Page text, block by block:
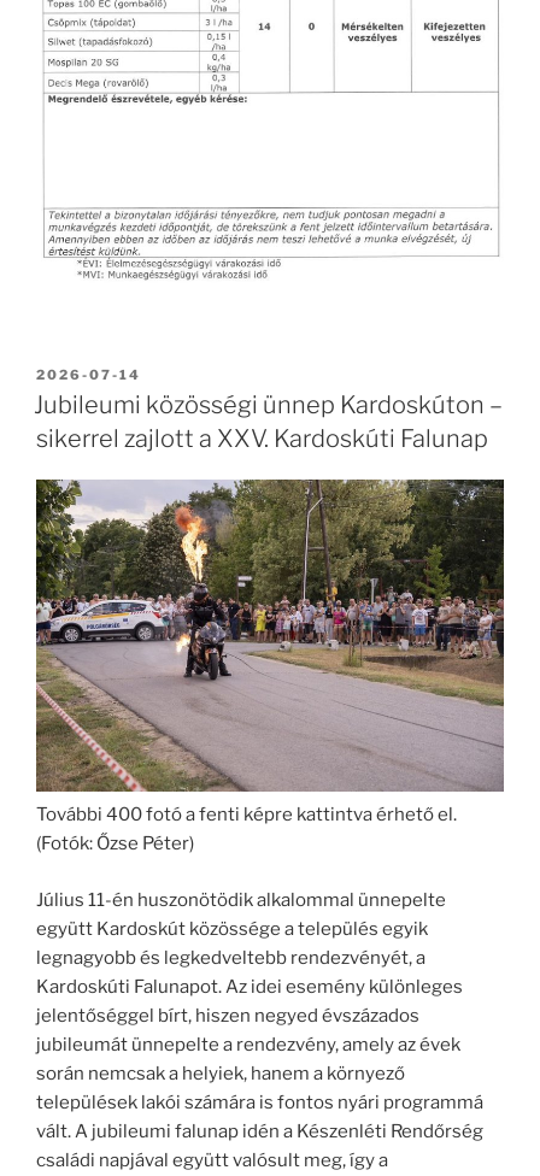
BEKÜLDVE:
2026-07-14
Jubileumi közösségi ünnep Kardoskúton –
sikerrel zajlott a XXV. Kardoskúti Falunap
További 400 fotó a fenti képre kattintva érhető el.
(Fotók: Őzse Péter)
Július 11-én huszonötödik alkalommal ünnepelte
együtt Kardoskút közössége a település egyik
legnagyobb és legkedveltebb rendezvényét, a
Kardoskúti Falunapot. Az idei esemény különleges
jelentőséggel bírt, hiszen negyed évszázados
jubileumát ünnepelte a rendezvény, amely az évek
során nemcsak a helyiek, hanem a környező
települések lakói számára is fontos nyári programmá
vált. A jubileumi falunap idén a Készenléti Rendőrség
családi napjával együtt valósult meg, így a